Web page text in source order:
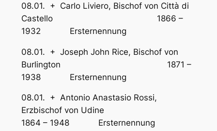
08.01. + Carlo Liviero, Bischof von Città di
Castello 1866 –
1932 Ersternennung
08.01. + Joseph John Rice, Bischof von
Burlington 1871 –
1938 Ersternennung
08.01. + Antonio Anastasio Rossi,
Erzbischof von Udine
1864 – 1948 Ersternennung